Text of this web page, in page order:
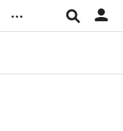
...